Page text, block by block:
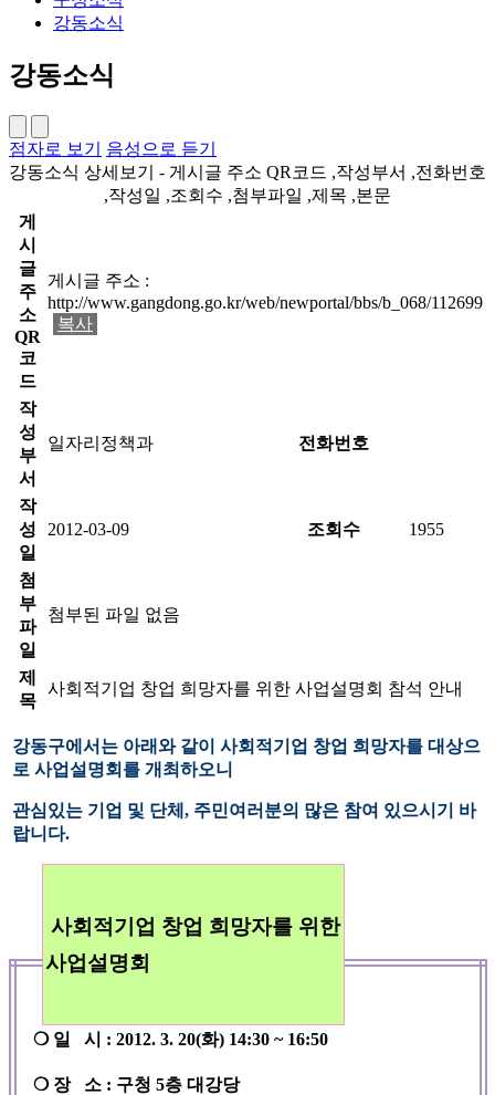
강동소식
강동소식
점자로 보기
음성으로 듣기
강동소식 상세보기 - 게시글 주소 QR코드 ,작성부서 ,전화번호
,작성일 ,조회수 ,첨부파일 ,제목 ,본문
게
시
글
주
소
QR
코
드
게시글 주소 :
http://www.gangdong.go.kr/web/newportal/bbs/b_068/112699
복사
작
성
부
서
일자리정책과 전화번호
작
성
일
2012-03-09 조회수 1955
첨
부
파
일
첨부된 파일 없음
제
목
사회적기업 창업 희망자를 위한 사업설명회 참석 안내
강동구에서는 아래와 같이 사회적기업 창업 희망자를 대상으
로 사업설명회를 개최하오니
관심있는 기업 및 단체, 주민여러분의 많은 참여 있으시기 바
랍니다.
사회적기업 창업 희망자를 위한
사업설명회
❍ 일 시 : 2012. 3. 20(화) 14:30 ~ 16:50
❍ 장 소 : 구청 5층 대강당